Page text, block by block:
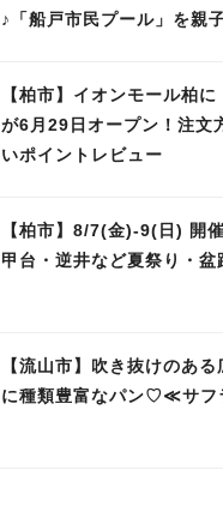
♪「船戸市民プール」を親
【柏市】イオンモール柏に
が6月29日オープン！注文
いポイントレビュー
【柏市】8/7(金)‐9(日) 開
甲台・逆井など夏祭り・盆
【流山市】吹き抜けのあ
に種類豊富なパン♡≪サ